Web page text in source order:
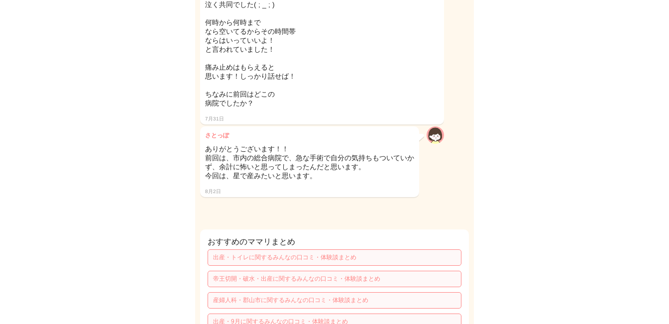
泣く共同でした( ; _ ; )
何時から何時まで
なら空いてるからその時間帯
ならはいっていいよ！
と言われていました！
痛み止めはもらえると
思います！しっかり話せば！
ちなみに前回はどこの
病院でしたか？
7月31日
さとっぽ
ありがとうございます！！
前回は、市内の総合病院で、急な手術で自分の気持ちもついていか
ず、余計に怖いと思ってしまったんだと思います。
今回は、星で産みたいと思います。
8月2日
おすすめのママリまとめ
出産・トイレに関するみんなの口コミ・体験談まとめ
帝王切開・破水・出産に関するみんなの口コミ・体験談まとめ
産婦人科・郡山市に関するみんなの口コミ・体験談まとめ
出産・9月に関するみんなの口コミ・体験談まとめ